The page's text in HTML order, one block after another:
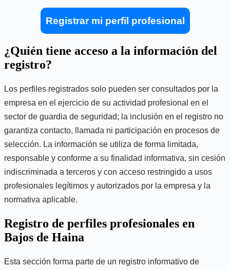
Registrar mi perfil profesional
¿Quién tiene acceso a la información del
registro?
Los perfiles registrados solo pueden ser consultados por la
empresa en el ejercicio de su actividad profesional en el
sector de guardia de seguridad; la inclusión en el registro no
garantiza contacto, llamada ni participación en procesos de
selección. La información se utiliza de forma limitada,
responsable y conforme a su finalidad informativa, sin cesión
indiscriminada a terceros y con acceso restringido a usos
profesionales legítimos y autorizados por la empresa y la
normativa aplicable.
Registro de perfiles profesionales en
Bajos de Haina
Esta sección forma parte de un registro informativo de